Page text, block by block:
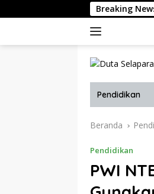
ke
Breaking
Pendidikan
Beranda
Pendidikan
PWI